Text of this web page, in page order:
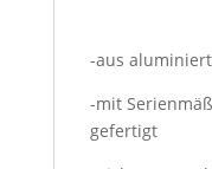
-aus
-mit
gefertigt